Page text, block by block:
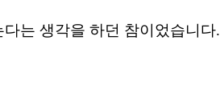
는 생각을 하던 참이었습니다.